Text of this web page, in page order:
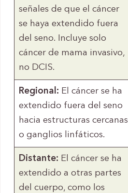
señales de que el cáncer
se haya extendido fuera
del seno. Incluye solo
cáncer de mama invasivo,
no DCIS.
Regional: El cáncer se ha
extendido fuera del seno
hacia estructuras cercanas
o ganglios linfáticos.
Distante: El cáncer se ha
extendido a otras partes
del cuerpo, como los